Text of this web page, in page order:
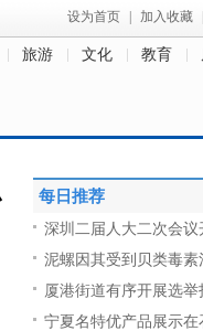
设为首页 加入收藏
旅游 文化 教育
每日推荐
深圳二届人大二次会
泥螺因其受到贝类毒
厦港街道有序开展选
宁夏名特优产品展示